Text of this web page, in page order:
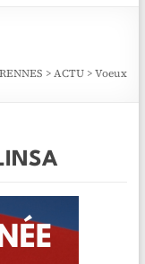
>ACTU >Voeux